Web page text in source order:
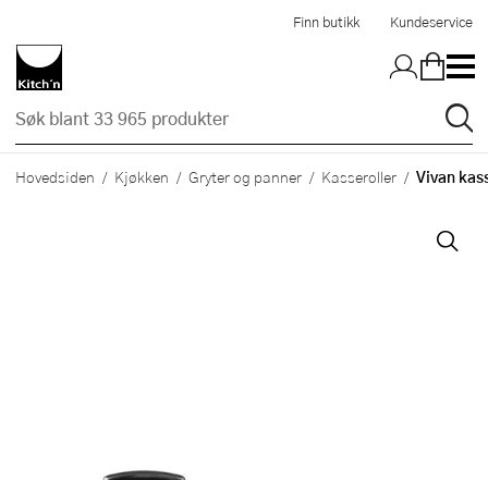
Finn butikk Kundeservice
Hovedsiden Kjøkken Gryter og panner Kasseroller Vivan